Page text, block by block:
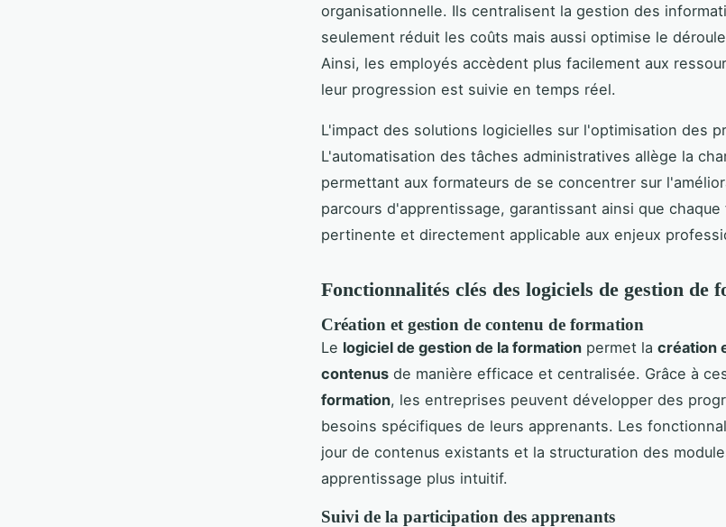
organisationnelle. Ils centralisent la gestion des
seulement réduit les coûts mais aussi optimise le
Ainsi, les employés accèdent plus facilement aux
leur progression est suivie en temps réel.
L'impact des solutions logicielles sur l'optimisation des
L'automatisation des tâches administratives allège la
permettant aux formateurs de se concentrer sur
parcours d'apprentissage, garantissant ainsi que
pertinente et directement applicable aux enjeux
Fonctionnalités clés des logiciels de gestion de
Création et gestion de contenu de formation
Le logiciel de gestion de la formation permet la création
contenus de manière efficace et centralisée. Grâce à
formation, les entreprises peuvent développer des
besoins spécifiques de leurs apprenants. Les
jour de contenus existants et la structuration des
apprentissage plus intuitif.
Suivi de la participation des apprenants